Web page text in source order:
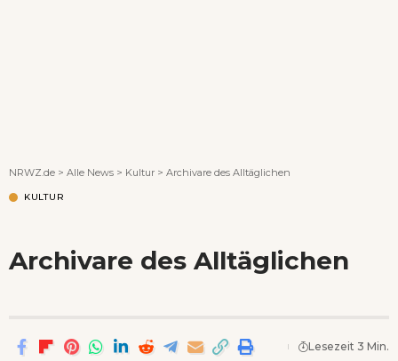
NRWZ.de > Alle News > Kultur > Archivare des Alltäglichen
KULTUR
Archivare des Alltäglichen
Lesezeit 3 Min.